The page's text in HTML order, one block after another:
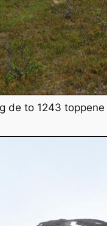
de to 1243